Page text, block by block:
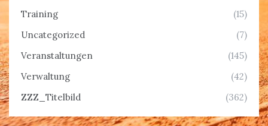
Training
(15)
Uncategorized
(7)
Veranstaltungen
(145)
Verwaltung
(42)
ZZZ_Titelbild
(362)